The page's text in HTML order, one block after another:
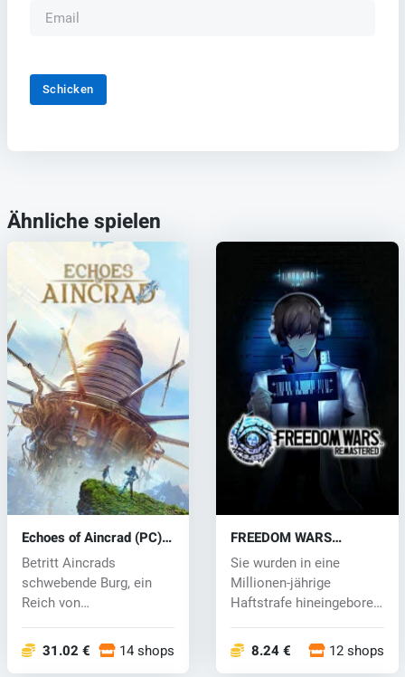
Schicken
Ähnliche spielen
Echoes of Aincrad (PC)
key
Betritt Aincrads
schwebende Burg, ein
Reich von
Schönheit u...
31.02 € 14 shops
FREEDOM WARS
Remastered (PC) key
Sie wurden in eine
Millionen-jährige
Haftstrafe hineingeboren
8.24 € 12 shops